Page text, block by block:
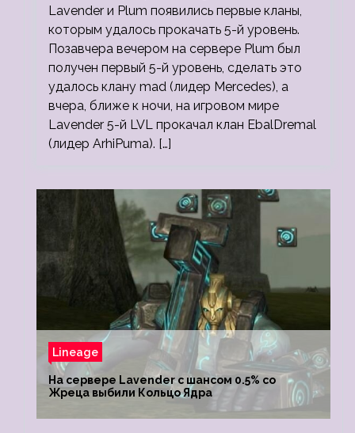
Lavender и Plum появились первые кланы,
которым удалось прокачать 5-й уровень.
Позавчера вечером на сервере Plum был
получен первый 5-й уровень, сделать это
удалось клану mad (лидер Mercedes), а
вчера, ближе к ночи, на игровом мире
Lavender 5-й LVL прокачал клан EbalDremal
(лидер ArhiPuma). […]
Lineage
На сервере Lavender с шансом 0.5% со
Жреца выбили Кольцо Ядра